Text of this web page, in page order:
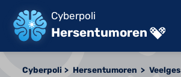
Cyberpoli
Hersentumoren
Cyberpoli Hersentumoren